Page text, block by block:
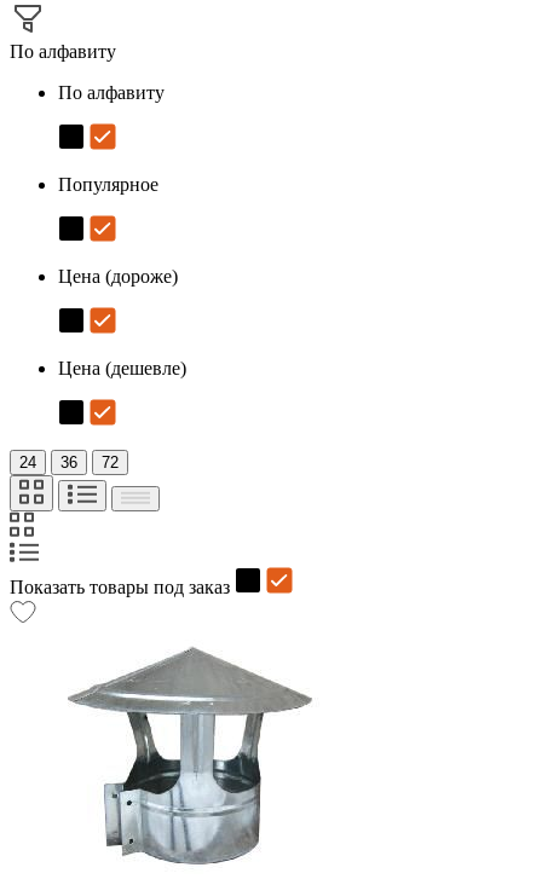
По алфавиту
По алфавиту
Популярное
Цена (дороже)
Цена (дешевле)
24 36 72
Показать товары под заказ